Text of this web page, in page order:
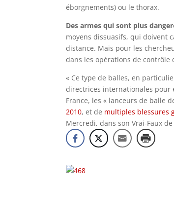
éborgnements) ou le thorax.
Des armes qui sont plus
moyens dissuasifs, qui doivent
distance. Mais pour les
dans les opérations de contrôle
« Ce type de balles, en
directrices internationales pour
France, les « lanceurs de balle
2010, et de multiples blessures
Mercredi, dans son Vrai-Faux